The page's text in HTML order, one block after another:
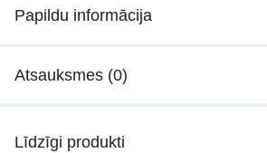
Papildu informācija
Atsauksmes (0)
Līdzīgi produkti